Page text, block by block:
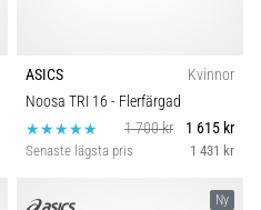
ASICS
Kvinnor
Noosa TRI 16 - Flerfärgad
1 700 kr
1 615 kr
Senaste lägsta pris 1 431 kr
Ny